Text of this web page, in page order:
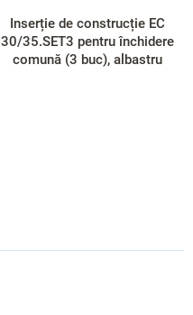
Inserție de construcție EC
30/35.SET3 pentru închidere
comună (3 buc), albastru